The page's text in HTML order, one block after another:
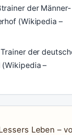
der Männer-
(Wikipedia –
der
–
Leben –